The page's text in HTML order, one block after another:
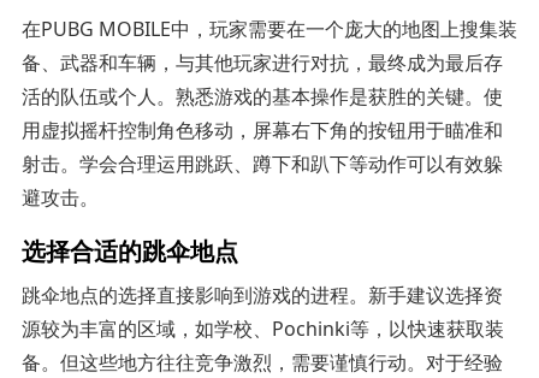
在PUBG MOBILE中，玩家需要在一个庞大的地图上搜集装
备、武器和车辆，与其他玩家进行对抗，最终成为最后存
活的队伍或个人。熟悉游戏的基本操作是获胜的关键。使
用虚拟摇杆控制角色移动，屏幕右下角的按钮用于瞄准和
射击。学会合理运用跳跃、蹲下和趴下等动作可以有效躲
避攻击。
选择合适的跳伞地点
跳伞地点的选择直接影响到游戏的进程。新手建议选择资
源较为丰富的区域，如学校、Pochinki等，以快速获取装
备。但这些地方往往竞争激烈，需要谨慎行动。对于经验